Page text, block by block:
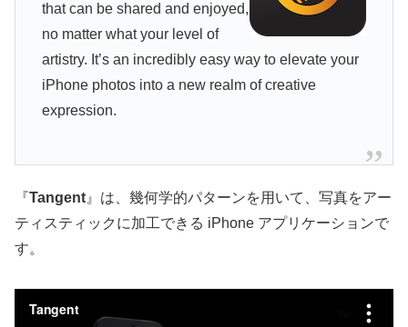
that can be shared and enjoyed,
no matter what your level of
artistry. It’s an incredibly easy way to elevate your
iPhone photos into a new realm of creative
expression.
『Tangent 』は、幾何学的パターンを用いて、写真をアー
ティスティックに加工できる iPhone アプリケーションで
す。